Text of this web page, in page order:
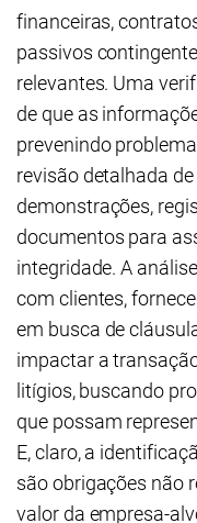
financeiras,
passivos
relevantes. Uma
de que as
prevenindo
revisão detalhada
demonstrações,
documentos para
integridade. A
com clientes,
em busca de
impactar a
litígios, buscando
que possam
E, claro, a
são obrigações não
valor da empresa-